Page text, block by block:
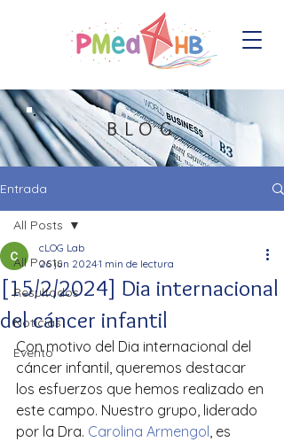
BLOG
Entrada
All Posts
Resultados
Notícias
Evento
All Posts
[15/2/2024] Dia internacional
del cáncer infantil
cLOG Lab
26 jun 20241 min de lectura
Con motivo del Dia internacional del
cáncer infantil, queremos destacar
los esfuerzos que hemos realizado en
este campo. Nuestro grupo, liderado
por la Dra. Carolina Armengol, es